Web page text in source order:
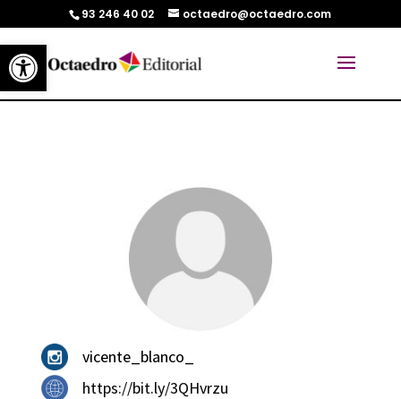
Abrir barra de herramientas
93 246 40 02 octaedro@octaedro.com
vicente_blanco_
https://bit.ly/3QHvrzu